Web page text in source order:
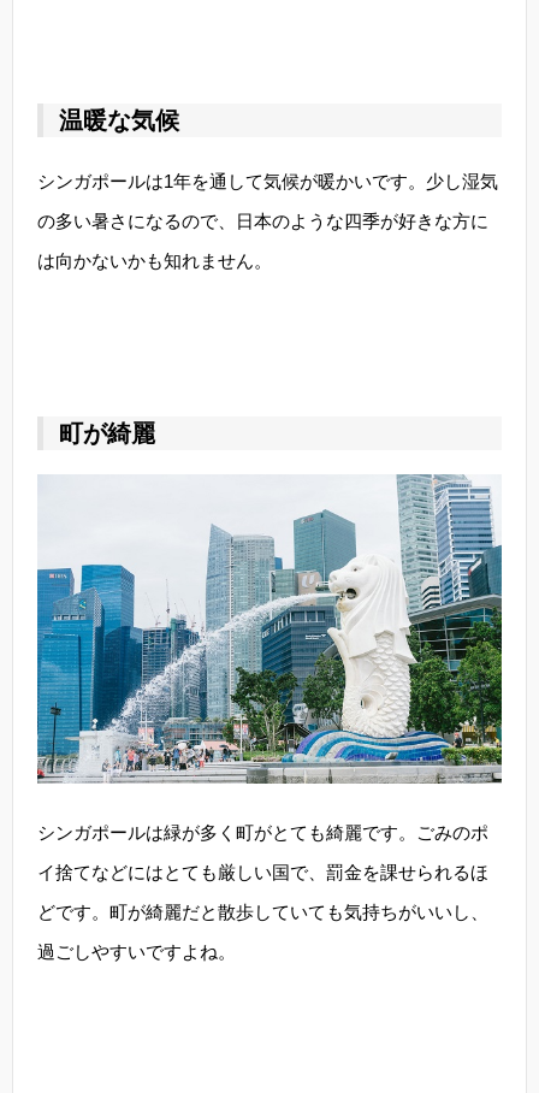
温暖な気候
シンガポールは1年を通して気候が暖かいです。少し湿気
の多い暑さになるので、日本のような四季が好きな方に
は向かないかも知れません。
町が綺麗
シンガポールは緑が多く町がとても綺麗です。ごみのポ
イ捨てなどにはとても厳しい国で、罰金を課せられるほ
どです。町が綺麗だと散歩していても気持ちがいいし、
過ごしやすいですよね。